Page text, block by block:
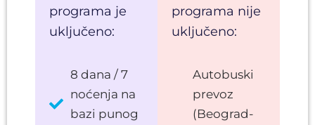
programa je
uključeno:
8 dana / 7
noćenja na
bazi punog
programa nije
uključeno:
Autobuski
prevoz
(Beograd-